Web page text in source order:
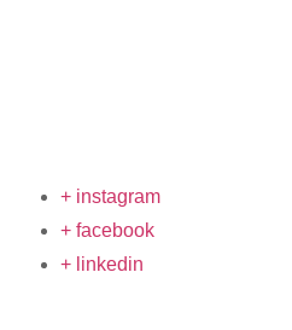
+ instagram
+ facebook
+ linkedin